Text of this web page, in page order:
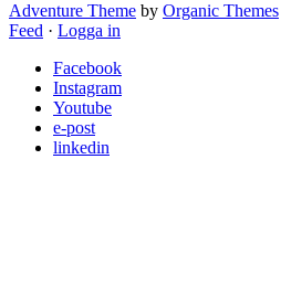
Adventure Theme by Organic Themes
Feed · Logga in
Facebook
Instagram
Youtube
e-post
linkedin